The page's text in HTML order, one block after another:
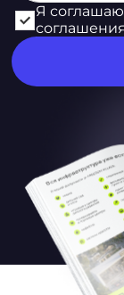
Я
соглашения